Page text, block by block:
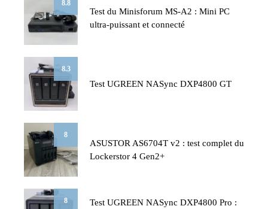
8.8
Test du Minisforum MS-A2 : Mini PC
ultra-puissant et connecté
8.3
Test UGREEN NASync DXP4800 GT
8
ASUSTOR AS6704T v2 : test complet du
Lockerstor 4 Gen2+
8
Test UGREEN NASync DXP4800 Pro :